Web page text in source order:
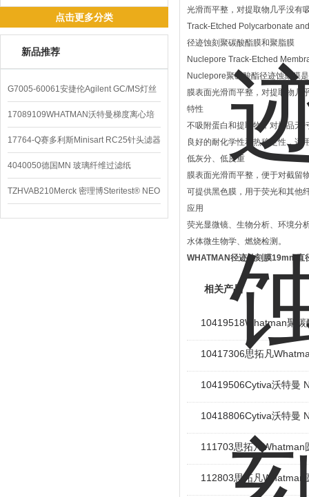
点击更多分类
新品推荐
G7005-60061安捷伦Agilent GC/MS灯丝
配件
17089109WHATMAN沃特曼梯度离心培
养基
17764-Q赛多利斯Minisart RC25针头滤器
4040050德国MN 玻璃纤维过滤纸
TZHVAB210Merck 密理博Steritest® NEO
设备
光滑而平整，对提取物几乎没有
Track-Etched Polycarbonate
径迹蚀刻聚碳酸酯膜和聚脂膜
Nuclepore Track-Etched
Nuclepore聚碳酸酯径迹蚀刻膜
膜表面光滑而平整，对提取物几
特性
不吸附蛋白和提取物，对样品无
良好的耐化学性和热稳定性，适
低灰分、低皮重
膜表面光滑而平整，便于对截留
可提供黑色膜，用于荧光和其他
应用
荧光显微镜、生物分析、环境分
水体微生物学、燃烧检测。
WHATMAN径迹蚀刻膜19mm直
相关产品
10419518Whatman聚碳
10417306思拓凡
10419506Cytiva沃特曼
10418806Cytiva沃特曼
111703思拓凡Whatman
112803思拓凡Whatman